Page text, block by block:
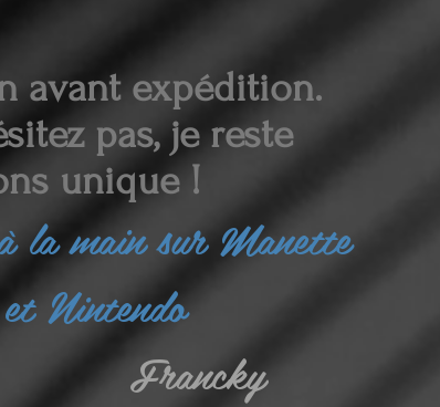
avant expédition.
pas, je reste
unique !
la main sur Manette
Nintendo
Francky